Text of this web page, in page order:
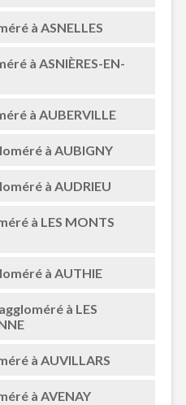
à ASNELLES
à ASNIÈRES-EN-
à AUBERVILLE
à AUBIGNY
à AUDRIEU
à LES MONTS
à AUTHIE
à LES
à AUVILLARS
à AVENAY